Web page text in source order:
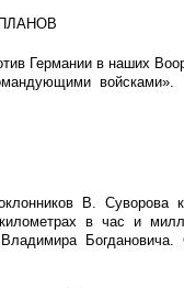
Германии в наших
войсками».
В. Суворова
в час и